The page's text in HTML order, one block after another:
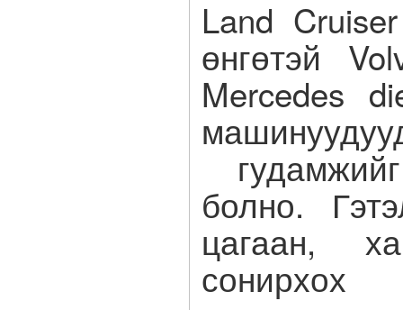
Land
өнгөтэй
Mercedes
болно.
цагаан,
сонирхох